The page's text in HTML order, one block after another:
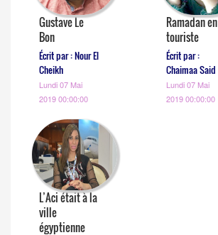
Gustave Le
Bon
Écrit par : Nour El
Cheikh
Lundi 07 Mai
2019 00:00:00
Ramadan en
touriste
Écrit par :
Chaimaa Said
Lundi 07 Mai
2019 00:00:00
L’Aci était à la
ville
égyptienne